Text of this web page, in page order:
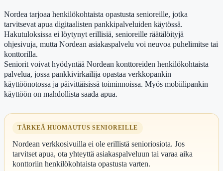
Nordea tarjoaa henkilökohtaista opastusta senioreille, jotka
tarvitsevat apua digitaalisten pankkipalveluiden käytössä.
Hakutuloksissa ei löytynyt erillisiä, senioreille räätälöityjä
ohjesivuja, mutta Nordean asiakaspalvelu voi neuvoa puhelimitse tai
konttorilla.
Seniorit voivat hyödyntää Nordean konttoreiden henkilökohtaista
palvelua, jossa pankkivirkailija opastaa verkkopankin
käyttöönotossa ja päivittäisissä toiminnoissa. Myös mobiilipankin
käyttöön on mahdollista saada apua.
TÄRKEÄ HUOMAUTUS SENIOREILLE
Nordean verkkosivuilla ei ole erillistä senioriosiota. Jos
tarvitset apua, ota yhteyttä asiakaspalveluun tai varaa aika
konttoriin henkilökohtaista opastusta varten.